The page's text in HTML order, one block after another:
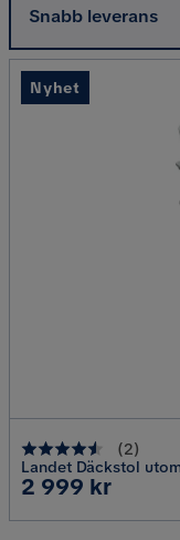
Snabb leverans
(2)
Landet Däckstol
Pris
2 999 kr
Nyhet